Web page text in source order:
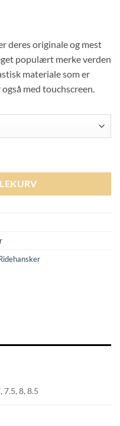
deres originale og mest
populært merke verden
materiale som er
med touchscreen.
7.5, 8, 8.5